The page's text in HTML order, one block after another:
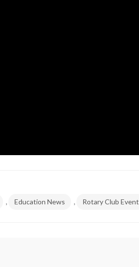
, Education News , Rotary Club Event